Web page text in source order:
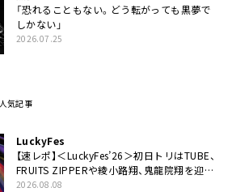
「恐れることもない。どう転がっても黒夢で
しかない」
2026.07.25
人気記事
LuckyFes
【速レポ】＜LuckyFes’26＞初日トリはTUBE、
FRUITS ZIPPERや綾小路翔、鬼龍院翔を迎え
た豪華コラボも「知ってたらぜひ一緒に歌っ
2026.08.08